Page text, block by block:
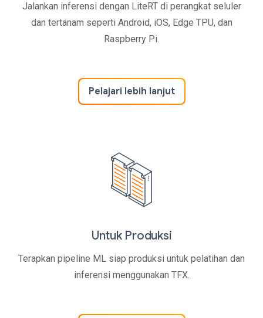
Jalankan inferensi dengan LiteRT di perangkat seluler
dan tertanam seperti Android, iOS, Edge TPU, dan
Raspberry Pi.
Pelajari lebih lanjut
Untuk Produksi
Terapkan pipeline ML siap produksi untuk pelatihan dan
inferensi menggunakan TFX.